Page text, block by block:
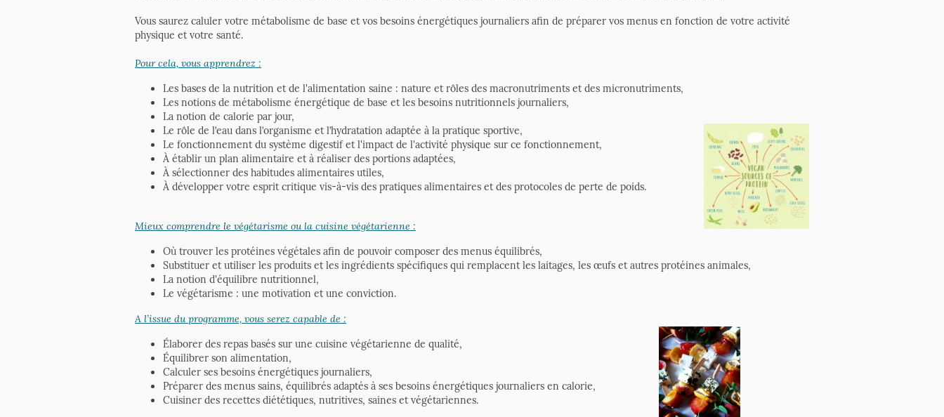
Vous saurez caluler votre métabolisme de base et vos besoins énergétiques journaliers afin de préparer vos menus en fonction de votre activité
physique et votre santé.
Pour cela, vous apprendrez :
Les bases de la nutrition et de l'alimentation saine : nature et rôles des macronutriments et des micronutriments,
Les notions de métabolisme énergétique de base et les besoins nutritionnels journaliers,
La notion de calorie par jour,
Le rôle de l’eau dans l’organisme et l’hydratation adaptée à la pratique sportive,
Le fonctionnement du système digestif et l'impact de l'activité physique sur ce fonctionnement,
À établir un plan alimentaire et à réaliser des portions adaptées,
À sélectionner des habitudes alimentaires utiles,
À développer votre esprit critique vis-à-vis des pratiques alimentaires et des protocoles de perte de poids.
Mieux comprendre le végétarisme ou la cuisine végétarienne :
Où trouver les protéines végétales afin de pouvoir composer des menus équilibrés,
Substituer et utiliser les produits et les ingrédients spécifiques qui remplacent les laitages, les œufs et autres protéines animales,
La notion d'équilibre nutritionnel,
Le végétarisme : une motivation et une conviction.
A l’issue du programme, vous serez capable de :
Élaborer des repas basés sur une cuisine végétarienne de qualité,
Équilibrer son alimentation,
Calculer ses besoins énergétiques journaliers,
Préparer des menus sains, équilibrés adaptés à ses besoins énergétiques journaliers en calorie,
Cuisiner des recettes diététiques, nutritives, saines et végétariennes.